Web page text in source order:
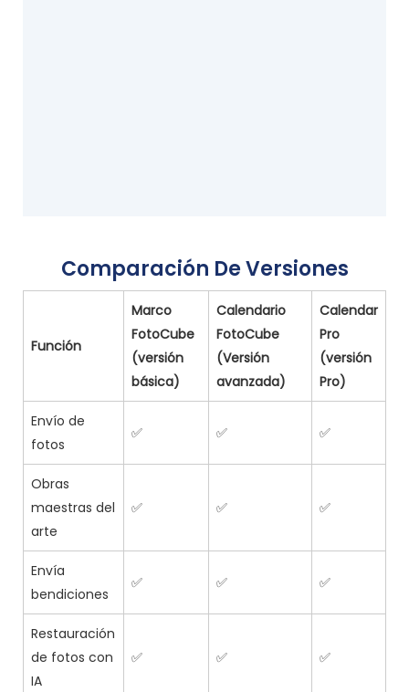
Comparación De Versiones
Función
Marco
FotoCube
(versión
básica)
Calendario
FotoCube
(Versión
avanzada)
Calendar
Pro
(versión
Pro)
Envío de
fotos
✅ ✅ ✅
Obras
maestras del
arte
✅ ✅ ✅
Envía
bendiciones
✅ ✅ ✅
Restauración
de fotos con
IA
✅ ✅ ✅